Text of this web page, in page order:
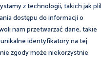
lub w części z powodu
zmieniającej Kodeks pracy
z technologii, takich jak
dostępu do informacji o
nam przetwarzać dane, takie
identyfikatory na tej
zgody może niekorzystnie